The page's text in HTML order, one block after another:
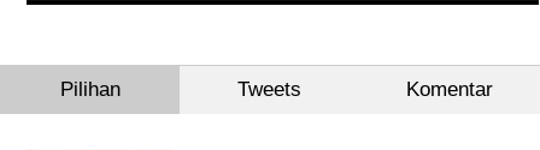
Pilihan Tweets Komentar